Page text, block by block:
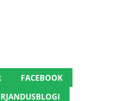
FACEBOOK